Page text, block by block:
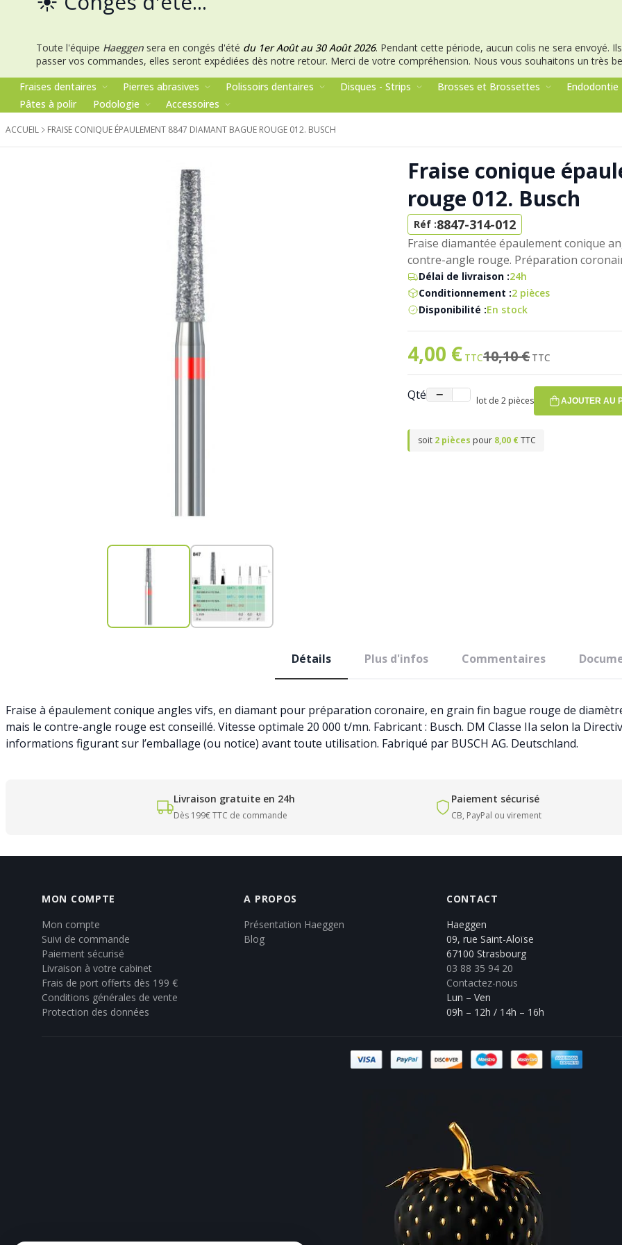
Toute l'équipe Haeggen sera en congés d'été du 1er Août au 30 Août 2026. Pendant cette période, aucun colis ne sera envoyé.
passer vos commandes, elles seront expédiées dès notre retour. Merci de votre compréhension. Nous vous souhaitons un très
Fraises dentaires Pierres abrasives Polissoirs dentaires Disques - Strips Brosses et Brossettes Endodontie
Pâtes à polir
Podologie Accessoires
ACCUEIL FRAISE CONIQUE ÉPAULEMENT 8847 DIAMANT BAGUE ROUGE 012. BUSCH
Fraise conique
rouge 012. Busch
Réf :8847-314-012
Fraise diamantée épaulement conique
contre-angle rouge. Préparation
Délai de livraison :24h
Conditionnement :2 pièces
Disponibilité :En stock
Prix spécial
4,00 € Ancien prix
10,10 €
Qté − +
lot de 2 pièces AJOUTER AU
soit 2 pièces pour 8,00 €TTC
Détails
Fraise à épaulement conique angles vifs, en diamant pour préparation coronaire, en grain fin bague rouge de
mais le contre-angle rouge est conseillé. Vitesse optimale 20 000 t/mn. Fabricant : Busch. DM Classe IIa selon la
informations figurant sur l’emballage (ou notice) avant toute utilisation. Fabriqué par BUSCH AG. Deutschland.
Plus d'infos Commentaires
Livraison gratuite en 24h
Dès 199€ TTC de commande
Paiement sécurisé
CB, PayPal ou virement
MON COMPTE
Mon compte
Suivi de commande
Paiement sécurisé
Livraison à votre cabinet
Frais de port offerts dès 199 €
Conditions générales de vente
Protection des données
A PROPOS
Présentation Haeggen
Blog
CONTACT
Haeggen
09, rue Saint-Aloïse
67100 Strasbourg
03 88 35 94 20
Contactez-nous
Lun – Ven
09h – 12h / 14h – 16h